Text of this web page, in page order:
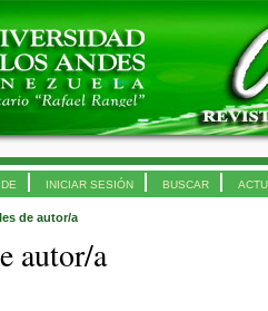
INICIAR SESIÓN BUSCAR
de autor/a
autor/a